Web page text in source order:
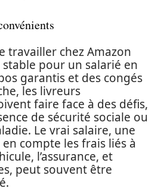
travailler chez Amazon
stable pour un salarié en
garantis et des congés
les livreurs
faire face à des défis,
de sécurité sociale ou
Le vrai salaire, une
compte les frais liés à
l’assurance, et
peut souvent être